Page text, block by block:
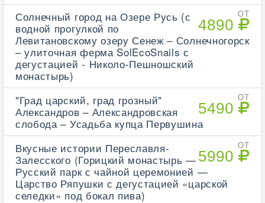
ОТ
4890
Солнечный город на Озере Русь (с
водной прогулкой по
Левитановскому озеру Сенеж – Солнечногорск
– улиточная ферма SolEcoSnails с
дегустацией - Николо-Пешношский
монастырь)
ОТ
5490
"Град царский, град грозный"
Александров – Александровская
слобода – Усадьба купца Первушина
ОТ
5990
Вкусные истории Переславля-
Залесского (Горицкий монастырь —
Русский парк с чайной церемонией —
Царство Ряпушки с дегустацией «царской
селедки» под бокал пива)